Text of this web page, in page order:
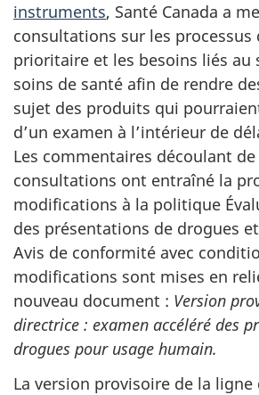
instruments, Santé Canada a
consultations sur les processus
prioritaire et les besoins liés au
soins de santé afin de rendre
sujet des produits qui
d’un examen à l’intérieur de
Les commentaires découlant de
consultations ont entraîné la
modifications à la politique
des présentations de drogues
Avis de conformité avec
modifications sont mises en
nouveau document : Version
directrice : examen accéléré des
drogues pour usage humain.
La version provisoire de la